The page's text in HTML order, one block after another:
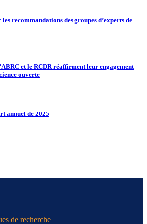
recommandations des groupes d’experts de
et le RCDR réaffirment leur engagement
ouverte
annuel de 2025
de recherche